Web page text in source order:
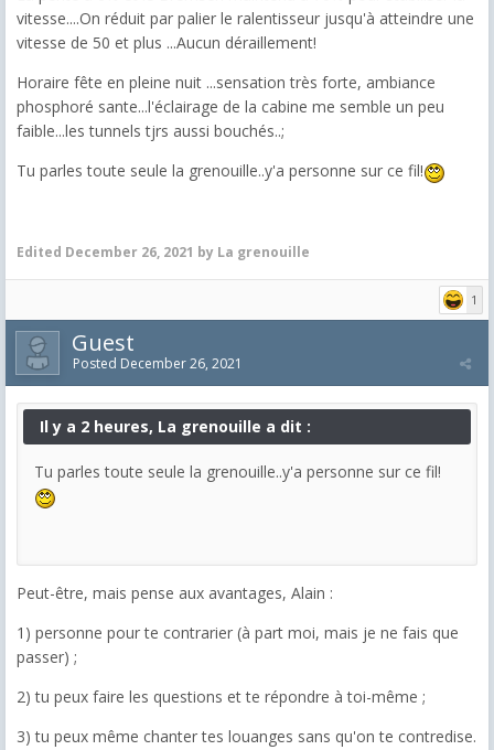
vitesse....On réduit par palier le ralentisseur jusqu'à atteindre une
vitesse de 50 et plus ...Aucun déraillement!
Horaire fête en pleine nuit ...sensation très forte, ambiance
phosphoré sante...l'éclairage de la cabine me semble un peu
faible...les tunnels tjrs aussi bouchés..;
Tu parles toute seule la grenouille..y'a personne sur ce fil!
Edited December 26, 2021 by La grenouille
1
Guest
Posted December 26, 2021
Il y a 2 heures, La grenouille a dit :
Tu parles toute seule la grenouille..y'a personne sur ce fil!
Peut-être, mais pense aux avantages, Alain :
1) personne pour te contrarier (à part moi, mais je ne fais que
passer) ;
2) tu peux faire les questions et te répondre à toi-même ;
3) tu peux même chanter tes louanges sans qu'on te contredise.